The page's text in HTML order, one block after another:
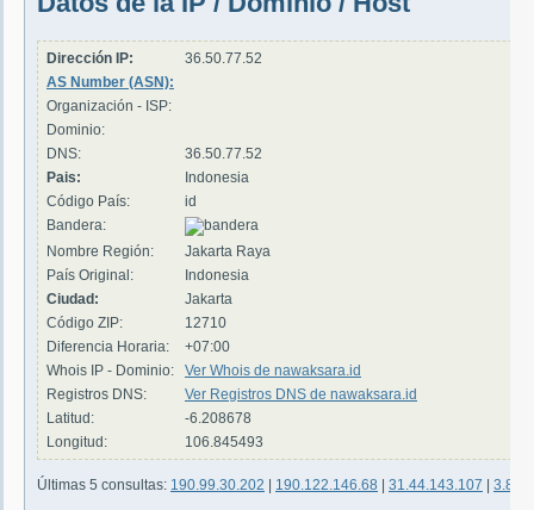
Dirección IP:
36.50.77.52
AS Number (ASN):
Organización - ISP:
Dominio:
DNS:
36.50.77.52
Pais:
Indonesia
Código País:
id
Bandera:
Nombre Región:
Jakarta Raya
País Original:
Indonesia
Ciudad:
Jakarta
Código ZIP:
12710
Diferencia Horaria:
+07:00
Whois IP - Dominio:
Ver Whois de nawaksara.id
Registros DNS:
Ver Registros DNS de nawaksara.id
Latitud:
-6.208678
Longitud:
106.845493
Últimas 5 consultas: 190.99.30.202 190.122.146.68 31.44.143.107